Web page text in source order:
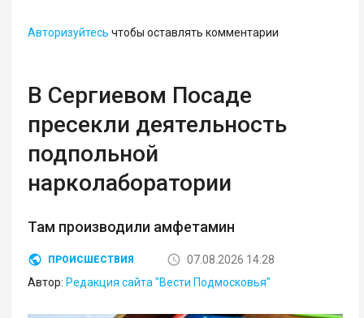
Авторизуйтесь чтобы оставлять комментарии
В Сергиевом Посаде
пресекли деятельность
подпольной
нарколаборатории
Там производили амфетамин
ПРОИСШЕСТВИЯ
07.08.2026 14:28
Автор: Редакция сайта "Вести Подмосковья"